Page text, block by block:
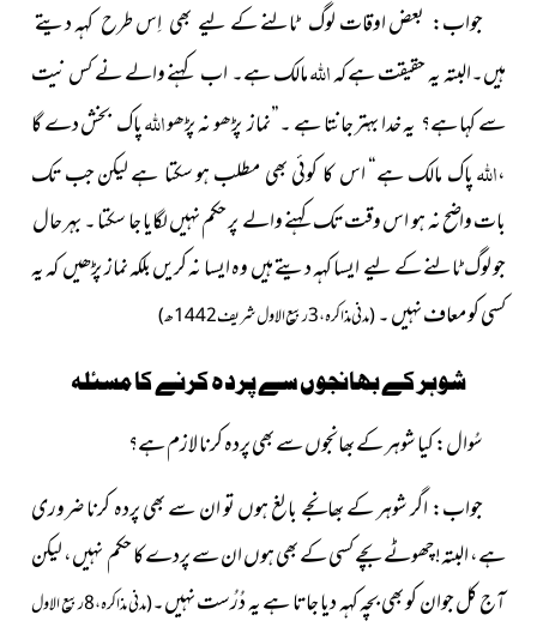
جواب: بعض اوقات لوگ ٹالنے کے لىے بھی اِس طرح کہہ دیتے
ہىں۔البتہ ىہ حقىقت ہے کہاللہمالک ہے۔ اب کہنے والے نے کس نىت
سے کہا ہے؟ یہ خدا بہتر جانتا ہے ۔”نماز پڑھو نہ پڑھواللہپاک بخش دے گا
،اللہپاک مالک ہے“ اس کا کوئى بھى مطلب ہو سکتا ہے لىکن جب تک
بات واضح نہ ہو اس وقت تک کہنے والے پر حکم نہیں لگایا جا سکتا ۔ بہر حال
جو لوگ ٹالنے کے لىے ایسا کہہ دىتے ہىں وہ اىسا نہ کریں بلکہ نماز پڑھیں کہ یہ
کسى کو معاف نہىں ۔(مدنی مذاکرہ، 3ربیع الاول شریف 1442ھ)
شوہر کے بھانجوں سے پردہ کرنے کا مسئلہ
سُوال: کیا شوہر کے بھانجوں سے بھی پردہ کرنا لازم ہے؟
جواب: اگر شوہر کے بھانجے بالغ ہوں تو ان سے بھی پردہ کرنا ضروری
ہے، البتہ! چھوٹے بچے کسی کے بھی ہوں ان سے پردے کا حکم نہیں، لیکن
آج کل جوان کو بھی بچہ کہہ دیا جاتا ہے یہ دُرُست نہیں۔(
مدنی مذاکرہ، 8ربیع الاول